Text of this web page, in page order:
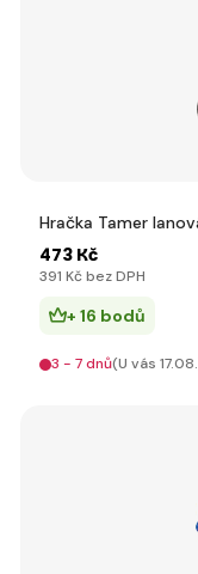
Hračka Tamer
473 Kč
391 Kč bez DPH
+ 16 bodů
3 - 7 dnů(U vás